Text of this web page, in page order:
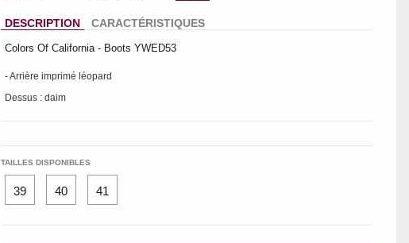
DESCRIPTION CARACTÉRISTIQUES
Colors Of California - Boots YWED53
- Arrière imprimé léopard
Dessus : daim
TAILLES DISPONIBLES
39 40 41